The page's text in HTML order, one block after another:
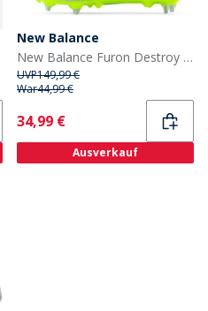
New Balance
New Balance Furon Destroy V7 SG / Weicher Boden Fußball Schuhe Weiß
UVP149,99 €
War44,99 €
Current
34,99 €
Ausverkauf